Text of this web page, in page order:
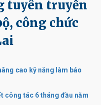
tuyên truyền
công chức
cao kỹ năng làm báo
công tác 6 tháng đầu năm